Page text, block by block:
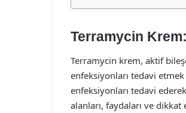
Terramycin
Terramycin krem, aktif
enfeksiyonları tedavi
enfeksiyonları tedavi
alanları, faydaları ve